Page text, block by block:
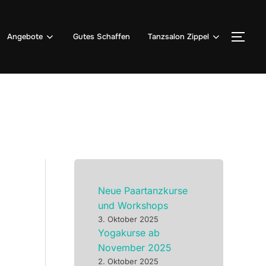
Angebote Gutes Schaffen Tanzsalon Zippel
Neue Paartanzkurse
und Workshops
3. Oktober 2025
Yogakurse ab
November 2025
2. Oktober 2025